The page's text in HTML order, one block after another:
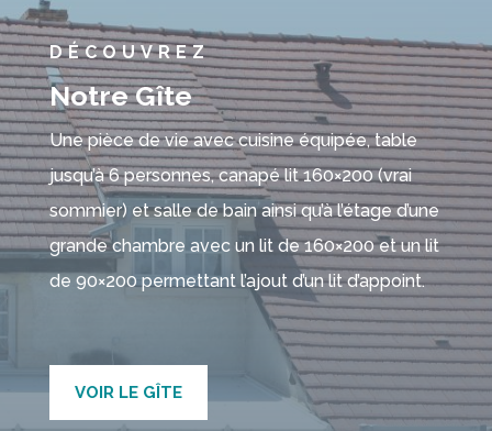
DÉCOUVREZ
Notre Gîte
Une pièce de vie avec cuisine équipée, table
jusqu’à 6 personnes, canapé lit 160×200 (vrai
sommier) et salle de bain ainsi qu’à l’étage d’une
grande chambre avec un lit de 160×200 et un lit
de 90×200 permettant l’ajout d’un lit d’appoint.
VOIR LE GÎTE